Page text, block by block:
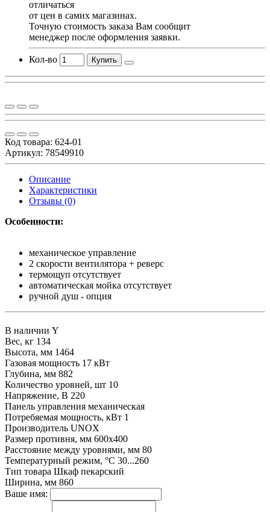
отличаться
от цен в самих магазинах.
Точную стоимость заказа Вам сообщит
менеджер после оформления заявки.
Кол-во Купить
Код товара: 624-01
Артикул: 78549910
Описание
Характеристики
Отзывы (0)
Особенности:
механическое управление
2 скорости вентилятора + реверс
термощуп отсутствует
автоматическая мойка отсутствует
ручной душ - опция
В наличии Y
Вес, кг 134
Высота, мм 1464
Газовая мощность 17 кВт
Глубина, мм 882
Количество уровней, шт 10
Напряжение, В 220
Панель управления механическая
Потребяемая мощность, кВт 1
Производитель UNOX
Размер противня, мм 600x400
Расстояние между уровнями, мм 80
Температурный режим, °С 30...260
Тип товара Шкаф пекарский
Ширина, мм 860
Ваше имя: